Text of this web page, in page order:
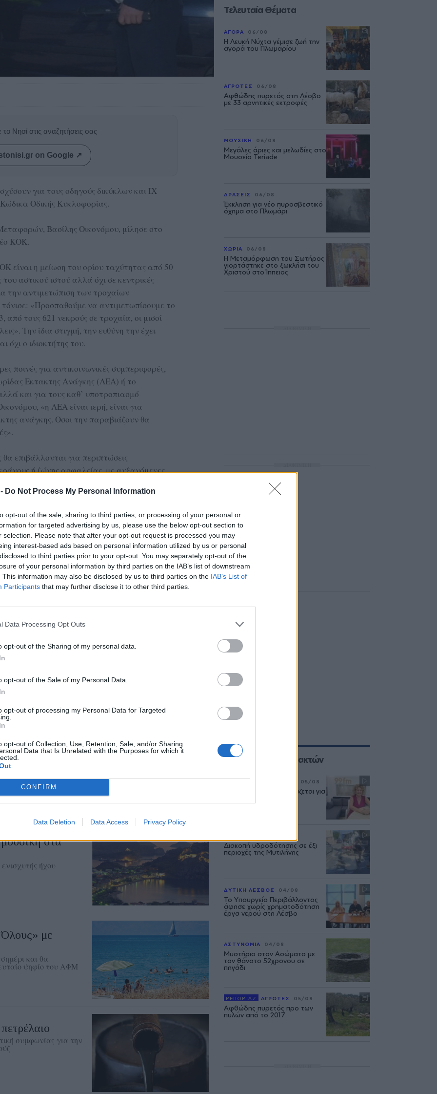
Do Not Process My Personal Information
opt-out of the sale, sharing to third parties, or processing of your personal or
for targeted advertising by us, please use the below opt-out section to
selection. Please note that after your opt-out request is processed you may
interest-based ads based on personal information utilized by us or personal
to third parties prior to your opt-out. You may separately opt-out of the
of your personal information by third parties on the IAB’s list of downstream
This information may also be disclosed by us to third parties on the IAB’s List of
Participants that may further disclose it to other third parties.
Data Processing Opt Outs
opt-out of the Sharing of my personal data.
opt-out of the Sale of my Personal Data.
opt-out of processing my Personal Data for Targeted
opt-out of Collection, Use, Retention, Sale, and/or Sharing
Data that Is Unrelated with the Purposes for which it
CONFIRM
Data Deletion Data Access Privacy Policy
Νησί στις αναζητήσεις σας
on Google ↗
για τους οδηγούς δικύκλων και ΙΧ
Οδικής Κυκλοφορίας.
Βασίλης Οικονόμου, μίλησε στο
ΚΟΚ.
είναι η μείωση του ορίου ταχύτητας από 50
αστικού ιστού αλλά όχι σε κεντρικές
την αντιμετώπιση των τροχαίων
«Προσπαθούμε να αντιμετωπίσουμε το
τους 621 νεκρούς σε τροχαία, οι μισοί
Την ίδια στιγμή, την ευθύνη την έχει
όχι ο ιδιοκτήτης του.
ποινές για αντικοινωνικές συμπεριφορές,
Εκτακτης Ανάγκης (ΛΕΑ) ή το
και για τους καθ’ υποτροπιασμό
«η ΛΕΑ είναι ιερή, είναι για
ανάγκης. Οσοι την παραβιάζουν θα
επιβάλλονται για περιπτώσεις
ή ζώνης ασφαλείας, με αυξανόμενες
φοράω κράνος έχει ένα πρόστιμο διοικητικό:
ξαναπιάσω μέσα σε ένα διάστημα, πάλι να
φορά μέσα σε μια πενταετία, θα
στους κανονισμούς για τα ηλεκτρικά πατίνια,
και την αποφυγή δυστυχημάτων. «Το
για άτομα κάτω των 15 ετών. Οι γονείς
12 ετών δεν μπορεί να κυκλοφορεί
όπως η Μεσογείων».
κανόνες, όπως περιορισμός
χρήση κράνους και φωτεινών
στα αποτελέσματα αναζήτησης
on Google ↗
στα
ήχου
Όλους» με
και θα
ψηφίο του ΑΦΜ
συμφωνίας για την
Τελευταία Θέματα
ΑΓΟΡΑ 06/08
Η Λευκή Νύχτα γέμισε ζωή την
αγορά του Πλωμαρίου
ΑΓΡΟΤΕΣ 06/08
Αφθώδης πυρετός στη Λέσβο
με 33 αρνητικές εκτροφές
ΜΟΥΣΙΚΗ 06/08
Μεγάλες άριες και μελωδίες στο
Μουσείο Teriade
ΔΡΑΣΕΙΣ 06/08
Έκκληση για νέο πυροσβεστικό
όχημα στο Πλωμάρι
ΧΩΡΙΑ 06/08
Η Μεταμόρφωση του Σωτήρος
γιορτάστηκε στο ξωκλήσι του
Χριστού στο Ίππειος
Επιλογές των Συντακτών
05/08
«Η ασφάλεια δεν θυσιάζεται για
Διακοπή υδροδότησης σε έξι
περιοχές της Μυτιλήνης
ΔΥΤΙΚΗ ΛΕΣΒΟΣ 04/08
Το Υπουργείο Περιβάλλοντος
άφησε χωρίς χρηματοδότηση
έργα νερού στη Λέσβο
ΑΣΤΥΝΟΜΙΑ 04/08
Μυστήριο στον Ασώματο με
τον θάνατο 52χρονου σε
πηγάδι
ΡΕΠΟΡΤΑΖ ΑΓΡΟΤΕΣ 05/08
Αφθώδης πυρετός προ των
πυλών από το 2017